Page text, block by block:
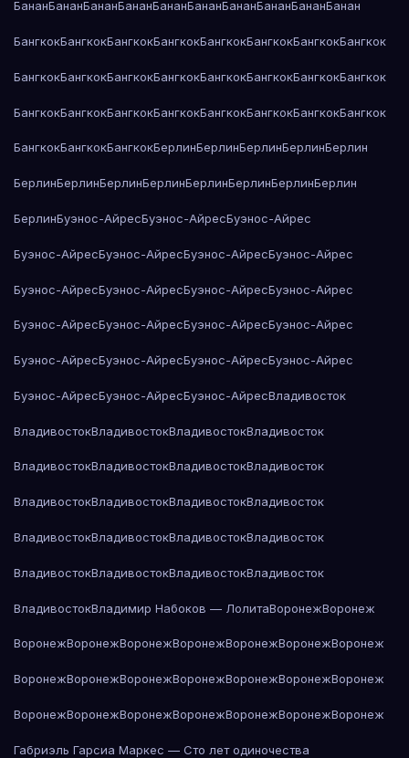
БананБананБананБананБананБананБананБананБананБанан
БангкокБангкокБангкокБангкокБангкокБангкокБангкокБангкок
БангкокБангкокБангкокБангкокБангкокБангкокБангкокБангкок
БангкокБангкокБангкокБангкокБангкокБангкокБангкокБангкок
БангкокБангкокБангкокБерлинБерлинБерлинБерлинБерлин
БерлинБерлинБерлинБерлинБерлинБерлинБерлинБерлин
БерлинБуэнос-АйресБуэнос-АйресБуэнос-Айрес
Буэнос-АйресБуэнос-АйресБуэнос-АйресБуэнос-Айрес
Буэнос-АйресБуэнос-АйресБуэнос-АйресБуэнос-Айрес
Буэнос-АйресБуэнос-АйресБуэнос-АйресБуэнос-Айрес
Буэнос-АйресБуэнос-АйресБуэнос-АйресБуэнос-Айрес
Буэнос-АйресБуэнос-АйресБуэнос-АйресВладивосток
ВладивостокВладивостокВладивостокВладивосток
ВладивостокВладивостокВладивостокВладивосток
ВладивостокВладивостокВладивостокВладивосток
ВладивостокВладивостокВладивостокВладивосток
ВладивостокВладивостокВладивостокВладивосток
ВладивостокВладимир Набоков — ЛолитаВоронежВоронеж
ВоронежВоронежВоронежВоронежВоронежВоронежВоронеж
ВоронежВоронежВоронежВоронежВоронежВоронежВоронеж
ВоронежВоронежВоронежВоронежВоронежВоронежВоронеж
Габриэль Гарсиа Маркес — Сто лет одиночества